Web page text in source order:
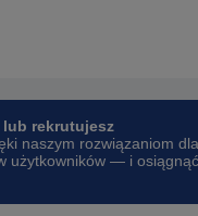
lub rekrutujesz
naszym rozwiązaniom dla
użytkowników — i osiągnąć